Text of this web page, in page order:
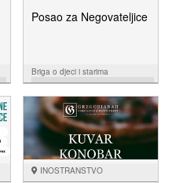
Posao za Negovateljice
Briga o djeci i starima
NUDIM
INOSTRANSTVO